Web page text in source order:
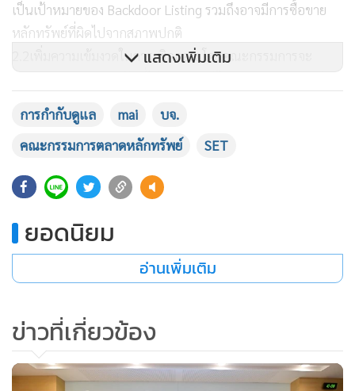
เป็นเป้าหมายของ Backdoor Listing รวมถึงอาจมีการซื้อขาย
หลักทรัพย์ที่ผิดไปจากสภาพปกติ
2.2เพิ่มความเข้มงวดในการเพิกถอน โดยคณะกรรมการจะ
ทะเบียนที่มีคุณภาพ อีกทั้งเพิ่มความเข้มข้นในการพิจารณา
คุณสมบัติบริษัท Backdoor Listing โดยสำนักงาน ก.ล.ต. จะร่วม
บริษัทที่เข้าจดทะเบียนไม่ว่าด้วยช่องทางใดมีคุณภาพใกล้เคียง
ทั้งนี้ แนวทางการปรับปรุงเกณฑ์ข้างต้น เป็นการทำงานร่วมกัน
ของตลาดหลักทรัพย์ฯ กับสำนักงาน ก.ล.ต. ในการยกระดับการ
มั่นและความมีเสถียรภาพของตลาดทุน หลังจากนี้ ตลาดหลัก
ทรัพย์ฯ จะมีการรับฟังความคิดเห็นจากผู้เกี่ยวข้อง ก่อนเสนอ
คณะกรรมการ ก.ล.ต. เพื่อพิจารณาให้ความเห็นชอบ และจะ
แสดงเพิ่มเติม
การกำกับดูแล mai
บจ.
คณะกรรมการตลาดหลักทรัพย์
SET
ยอดนิยม
อ่านเพิ่มเติม
ข่าวที่เกี่ยวข้อง